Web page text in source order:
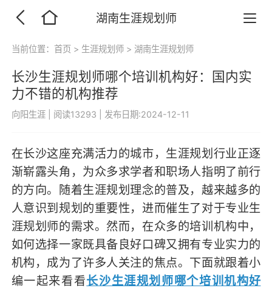
湖南生涯规划师
当前位置：首页 > 生涯规划师 > 湖南生涯规划师
长沙生涯规划师哪个培训机构好：国内实
力不错的机构推荐
向阳生涯 阅读13293 发布日期:2024-12-11
在长沙这座充满活力的城市，生涯规划行业正逐
渐崭露头角，为众多求学者和职场人指明了前行
的方向。随着生涯规划理念的普及，越来越多的
人意识到规划的重要性，进而催生了对于专业生
涯规划师的需求。然而，在众多的培训机构中，
如何选择一家既具备良好口碑又拥有专业实力的
机构，成为了许多人关注的焦点。下面就跟着小
编一起来看看长沙生涯规划师哪个培训机构好